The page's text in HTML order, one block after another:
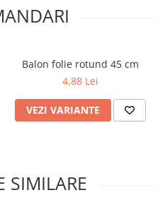
Balon folie rotund 45 cm
4,88 Lei
VEZI VARIANTE
SIMILARE